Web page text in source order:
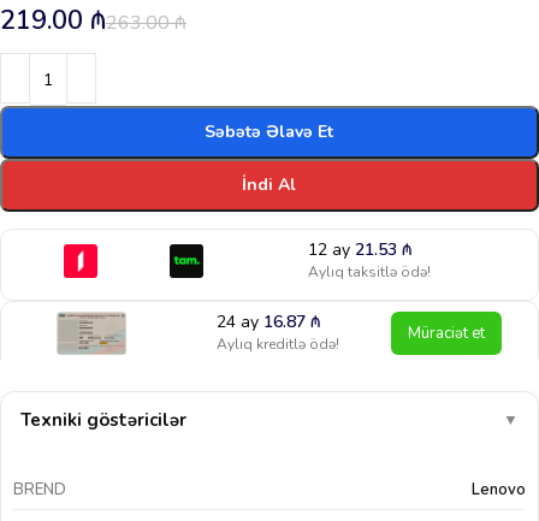
263.00₼
219.00 ₼
Səbətə Əlavə Et
İndi Al
12 ay 21.53 ₼
Aylıq taksitlə ödə!
24 ay 16.87₼
Aylıq kreditlə ödə! Müraciət et
Texniki göstəricilər ▼
BREND Lenovo